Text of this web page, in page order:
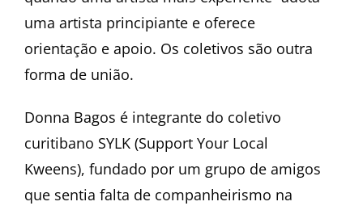
uma artista principiante e oferece
orientação e apoio. Os coletivos são outra
forma de união.
Donna Bagos é integrante do coletivo
curitibano SYLK (Support Your Local
Kweens), fundado por um grupo de amigos
que sentia falta de companheirismo na